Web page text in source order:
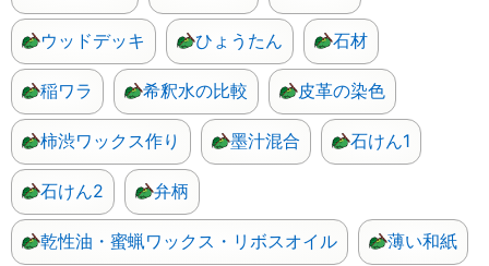
ウッドデッキ ひょうたん 石材
稲ワラ 希釈水の比較 皮革の染色
柿渋ワックス作り 墨汁混合 石けん1
石けん2 弁柄
乾性油・蜜蝋ワックス・リボスオイル 薄い和紙